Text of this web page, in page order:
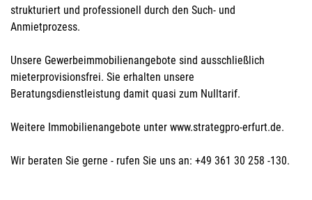
strukturiert und professionell durch den Such- und
Anmietprozess.
Unsere Gewerbeimmobilienangebote sind ausschließlich
mieterprovisionsfrei. Sie erhalten unsere
Beratungsdienstleistung damit quasi zum Nulltarif.
Weitere Immobilienangebote unter www.strategpro-erfurt.de.
Wir beraten Sie gerne - rufen Sie uns an: +49 361 30 258 -130.